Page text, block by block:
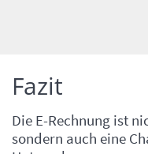
Einleitung
Fazit
Die E-Rechnung ist
sondern auch eine